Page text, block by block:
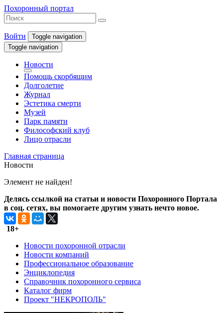
Похоронный портал
Войти
Toggle navigation
Toggle navigation
Новости
Помощь скорбящим
Долголетие
Журнал
Эстетика смерти
Музей
Парк памяти
Философский клуб
Лицо отрасли
Главная страница
Новости
Элемент не найден!
Делясь ссылкой на статьи и новости Похоронного Портала
в соц. сетях, вы помогаете другим узнать нечто новое.
18+
Новости похоронной отрасли
Новости компаний
Профессиональное образование
Энциклопедия
Справочник похоронного сервиса
Каталог фирм
Проект "НЕКРОПОЛЬ"